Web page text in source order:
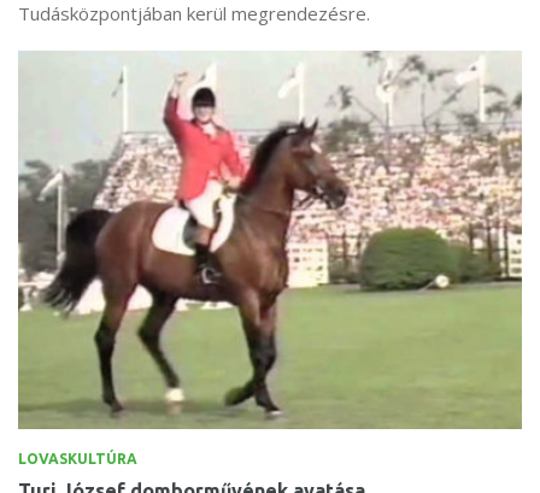
Tudásközpontjában kerül megrendezésre.
LOVASKULTÚRA